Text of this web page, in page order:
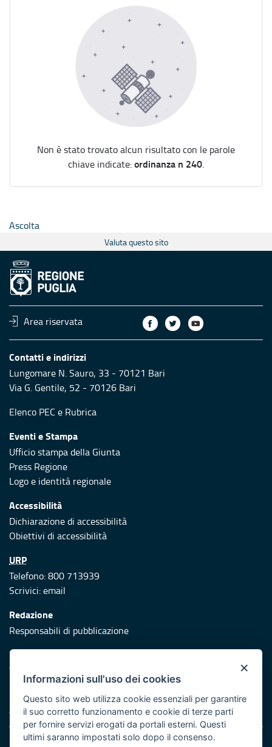
Non è stato trovato alcun risultato con le parole
chiave indicate:ordinanza n 240.
Ascolta
Valuta questo sito
Area riservata
Contatti e indirizzi
Lungomare N. Sauro, 33 - 70121 Bari
Via G. Gentile, 52 - 70126 Bari
Elenco PEC e Rubrica
Eventi e Stampa
Ufficio stampa della Giunta
Press Regione
Logo e identità regionale
Accessibilità
Dichiarazione di accessibilità
Obiettivi di accessibilità
URP
Telefono: 800 713939
Scrivici:email
Redazione
Responsabili di pubblicazione
Protezione civile
Vai al sito di Protezione Civile Puglia
Iniziativa finanziata con risorse del POR Puglia 2014/2020 -
Asse XI
Note legali
×
Informazioni sull'uso dei cookies
Questo sito web utilizza cookie essenziali per garantire
il suo corretto funzionamento e cookie di terze parti
per fornire servizi erogati da portali esterni. Questi
ultimi saranno impostati solo dopo il consenso.